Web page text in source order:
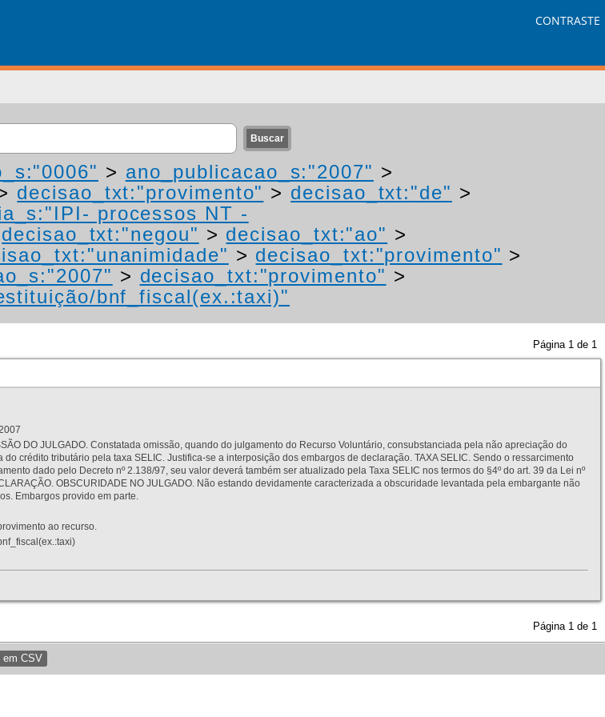
CONTRASTE
> ano_publicacao_s:"2007" >
decisao_txt:"provimento" > decisao_txt:"de" >
processos NT -
decisao_txt:"negou" > decisao_txt:"ao" >
> decisao_txt:"provimento" >
> decisao_txt:"provimento" >
bnf_fiscal(ex.:taxi)"
Página 1 de 1
DO JULGADO. Constatada omissão, quando do julgamento do Recurso Voluntário, consubstanciada pela não apreciação do
crédito tributário pela taxa SELIC. Justifica-se a interposição dos embargos de declaração. TAXA SELIC. Sendo o ressarcimento
dado pelo Decreto nº 2.138/97, seu valor deverá também ser atualizado pela Taxa SELIC nos termos do §4º do art. 39 da Lei nº
OBSCURIDADE NO JULGADO. Não estando devidamente caracterizada a obscuridade levantada pela embargante não
Embargos provido em parte.
ao recurso.
Página 1 de 1
em CSV